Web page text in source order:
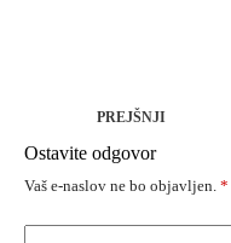
PREJŠNJI
Ostavite odgovor
Vaš e-naslov ne bo objavljen. *